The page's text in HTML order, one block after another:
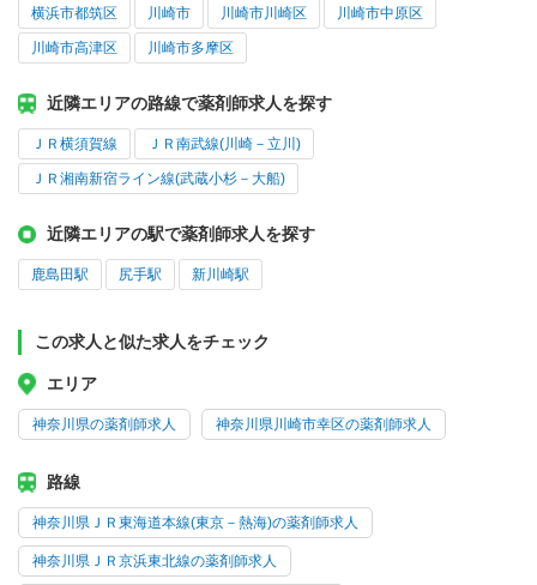
横浜市都筑区 川崎市 川崎市川崎区 川崎市中原区
川崎市高津区 川崎市多摩区
近隣エリアの路線で薬剤師求人を探す
ＪＲ横須賀線 ＪＲ南武線(川崎－立川)
ＪＲ湘南新宿ライン線(武蔵小杉－大船)
近隣エリアの駅で薬剤師求人を探す
鹿島田駅 尻手駅 新川崎駅
この求人と似た求人をチェック
エリア
神奈川県の薬剤師求人 神奈川県川崎市幸区の薬剤師求人
路線
神奈川県ＪＲ東海道本線(東京－熱海)の薬剤師求人
神奈川県ＪＲ京浜東北線の薬剤師求人